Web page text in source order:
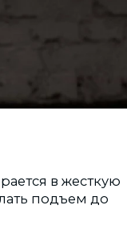
в жесткую
подъем до